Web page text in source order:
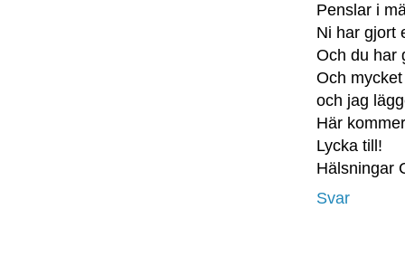
Penslar i
Ni har gjort
Och du har
Och
och jag
Här
Lycka till!
Hälsningar
Svar